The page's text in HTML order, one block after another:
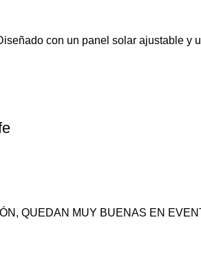
con un panel solar ajustable y
QUEDAN MUY BUENAS EN